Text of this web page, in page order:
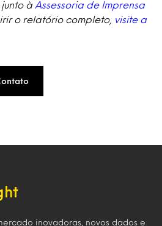
à Assessoria de Imprensa
o relatório completo,
visite a
inovadoras, novos dados e